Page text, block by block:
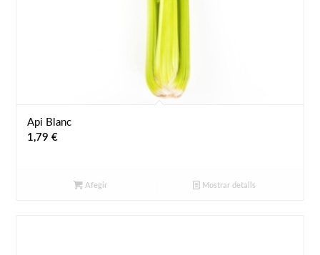
Api Blanc
1,79€
Afegir Mostrar detalls